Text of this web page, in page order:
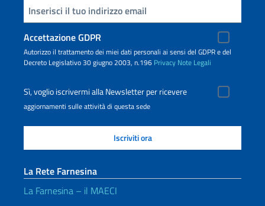
Inserisci la tua email
Accettazione GDPR
Autorizzo il trattamento dei miei dati personali ai sensi del GDPR e del
Decreto Legislativo 30 giugno 2003, n.196 Privacy Note Legali
Sì, voglio iscrivermi alla Newsletter per ricevere
aggiornamenti sulle attività di questa sede
La Rete Farnesina
La Farnesina – il MAECI